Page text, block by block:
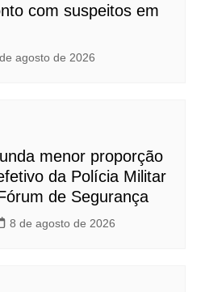
com suspeitos em
agosto de 2026
menor proporção
da Polícia Militar
de Segurança
8 de agosto de 2026